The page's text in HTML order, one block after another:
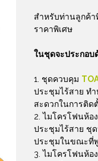
สำหรับท่านลูกค้
ราคาพิเศษ
ในชุดจะประกอบ
ชุดควบคุม
ประชุมไร้สาย ท
สะดวกในการติด
ไมโครโฟนห้อ
ประชุมไร้สาย ชุ
ประชุมในขณะที่
ไมโครโฟนห้อ